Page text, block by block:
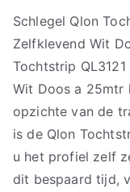
Schlegel Qlon
Zelfklevend Wit
Tochtstrip
Wit Doos a 25mtr
opzichte van de
is de Qlon
u het profiel zelf
dit bespaard tijd,